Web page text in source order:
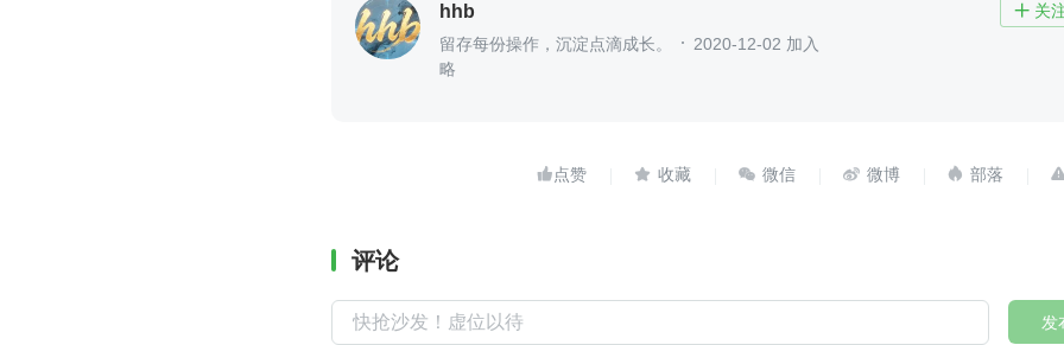
hhb  关
留存每份操作，沉淀点滴成长。
2020-12-02 加入
略
    
评论
发